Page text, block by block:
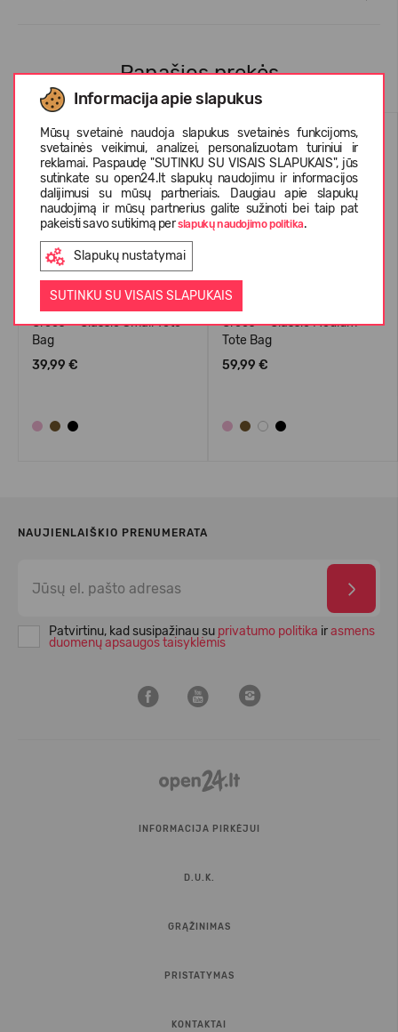
Informacija apie slapukus
Mūsų svetainė naudoja slapukus svetainės funkcijoms,
svetainės veikimui, analizei, personalizuotam turiniui ir
reklamai. Paspaudę "SUTINKU SU VISAIS SLAPUKAIS", jūs
sutinkate su open24.lt slapukų naudojimu ir informacijos
dalijimusi su mūsų partneriais. Daugiau apie slapukų
naudojimą ir mūsų partnerius galite sužinoti bei taip pat
pakeisti savo sutikimą perslapukų naudojimo politika.
Slapukų nustatymai
SUTINKU SU VISAIS SLAPUKAIS
Panašios prekės
Crocs™ Classic Small Tote
Bag
39,99 €
Crocs™ Classic Medium
Tote Bag
59,99 €
NAUJIENLAIŠKIO PRENUMERATA
Patvirtinu, kad susipažinau su privatumo politika irasmens
duomenų apsaugos taisyklėmis
INFORMACIJA PIRKĖJUI
D.U.K.
GRĄŽINIMAS
PRISTATYMAS
KONTAKTAI